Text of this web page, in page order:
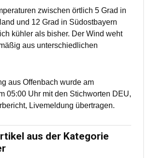
zwischen örtlich 5 Grad in
und 12 Grad in Südostbayern
kühler als bisher. Der Wind weht
aus unterschiedlichen
aus Offenbach wurde am
05:00 Uhr mit den Stichworten DEU,
Livemeldung übertragen.
aus der Kategorie